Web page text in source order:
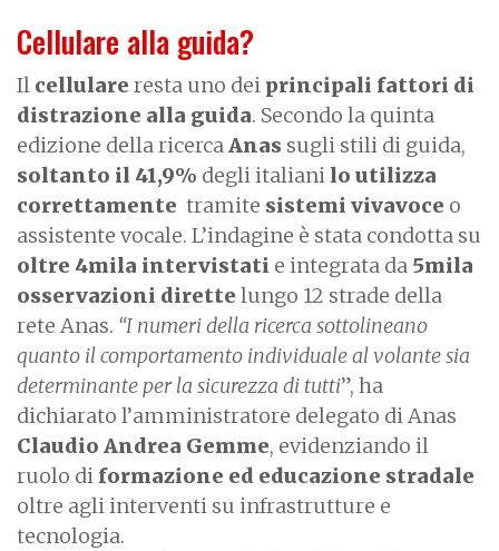
Cellulare alla guida?
Il cellulare resta uno dei principali fattori di
distrazione alla guida. Secondo la quinta
edizione della ricercaAnas sugli stili di guida,
soltanto il 41,9% degli italiani lo utilizza
correttamente tramite sistemi vivavoce o
assistente vocale. L’indagine è stata condotta su
oltre 4mila intervistati e integrata da 5mila
osservazioni dirette lungo 12 strade della
rete Anas. “I numeri della ricerca sottolineano
quanto il comportamento individuale al volante sia
determinante per la sicurezza di tutti”, ha
dichiarato l’amministratore delegato di Anas
Claudio Andrea Gemme, evidenziando il
ruolo di formazione ed educazione stradale
oltre agli interventi su infrastrutture e
tecnologia.